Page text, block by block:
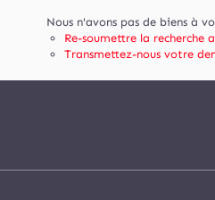
Nous n'avons pas de biens à
Re-soumettre la recherche
Transmettez-nous votre